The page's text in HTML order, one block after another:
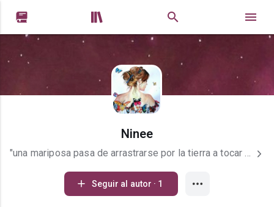
 
Ninee
"una mariposa pasa de arrastrarse por la tierra a tocar el azul celeste con sus alas"-Butterfly
Seguir al autor · 1